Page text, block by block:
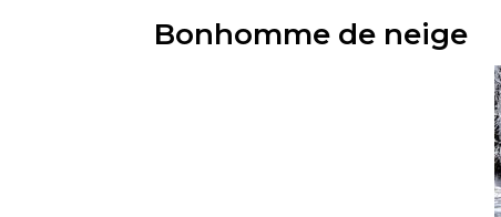
Bonhomme de neige